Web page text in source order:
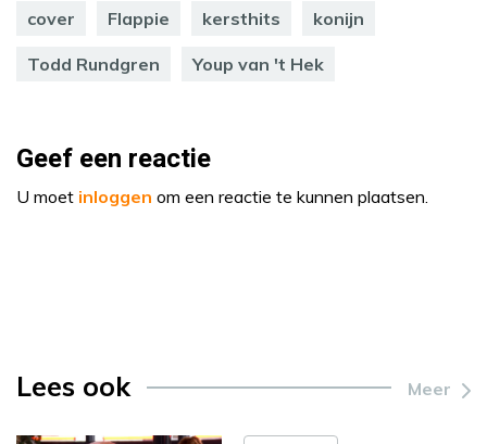
cover Flappie kersthits konijn
Todd Rundgren Youp van 't Hek
Geef een reactie
U moet inloggen om een reactie te kunnen plaatsen.
Lees ook Meer